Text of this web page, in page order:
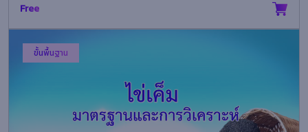
Free
ขั้นพื้นฐาน